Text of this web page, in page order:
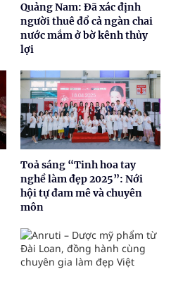
Quảng Nam: Đã xác định
người thuê đổ cả ngàn chai
nước mắm ở bờ kênh thủy
lợi
Toả sáng “Tinh hoa tay
nghề làm đẹp 2025”: Nới
hội tự đam mê và chuyên
môn